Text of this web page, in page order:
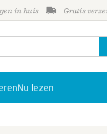
in huis Gratis
Nu lezen